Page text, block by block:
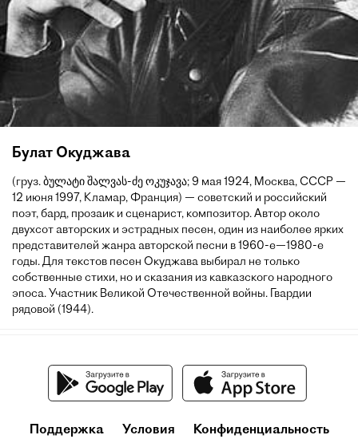
Булат Окуджава
(груз. ბულატი შალვას-ძე ოკუჯავა; 9 мая 1924, Москва, СССР —
12 июня 1997, Кламар, Франция) — советский и российский
поэт, бард, прозаик и сценарист, композитор. Автор около
двухсот авторских и эстрадных песен, один из наиболее ярких
представителей жанра авторской песни в 1960-е—1980-е
годы. Для текстов песен Окуджава выбирал не только
собственные стихи, но и сказания из кавказского народного
эпоса. Участник Великой Отечественной войны. Гвардии
рядовой (1944).
Поддержка Условия Конфиденциальность